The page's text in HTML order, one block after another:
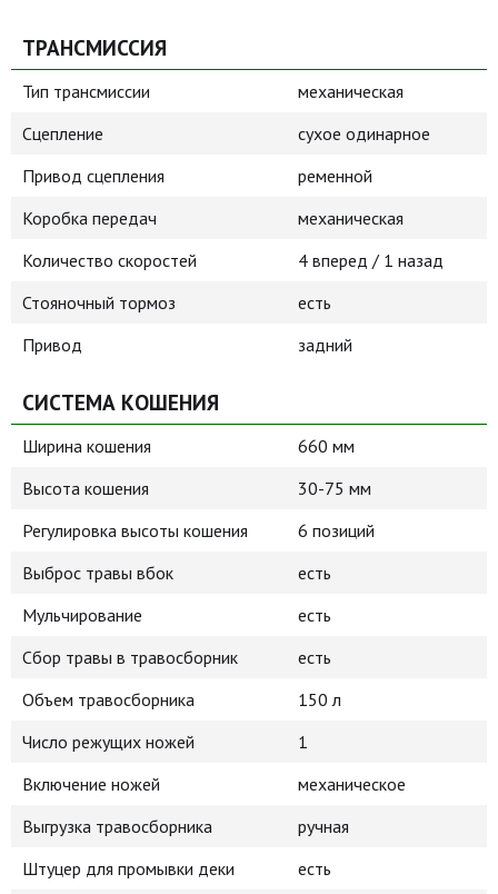
ТРАНСМИССИЯ
Тип трансмиссии
механическая
Сцепление
сухое одинарное
Привод сцепления
ременной
Коробка передач
механическая
Количество скоростей
4 вперед / 1 назад
Стояночный тормоз
есть
Привод
задний
СИСТЕМА КОШЕНИЯ
Ширина кошения
660 мм
Высота кошения
30-75 мм
Регулировка высоты кошения
6 позиций
Выброс травы вбок
есть
Мульчирование
есть
Сбор травы в травосборник
есть
Объем травосборника
150 л
Число режущих ножей
1
Включение ножей
механическое
Выгрузка травосборника
ручная
Штуцер для промывки деки
есть